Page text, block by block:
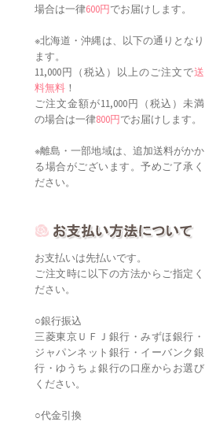
場合は一律600円でお届けします。
※北海道・沖縄は、以下の通りとなり
ます。
11,000円（税込）以上のご注文で送
料無料 ！
ご注文金額が11,000円（税込）未満
の場合は一律800円でお届けします。
※離島・一部地域は、追加送料がかか
る場合がございます。予めご了承く
ださい。
お支払いは先払いです。
ご注文時に以下の方法からご指定く
ださい。
○銀行振込
三菱東京ＵＦＪ銀行・みずほ銀行・
ジャパンネット銀行・イーバンク銀
行・ゆうちょ銀行の口座からお選び
ください。
○代金引換